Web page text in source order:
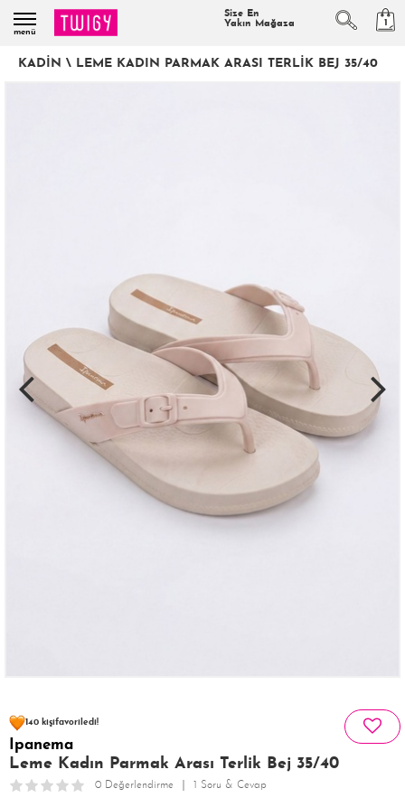
menü
Size En
Yakın Mağaza
1
KADIN \ LEME KADIN PARMAK ARASI TERLIK BEJ 35/40
140 kişifavoriledi!
34 kişiSatın Aldı!
137 kişiGörüntüledi!
Ipanema
Leme Kadın Parmak Arası Terlik Bej 35/40
0 Değerlendirme 1 Soru & Cevap